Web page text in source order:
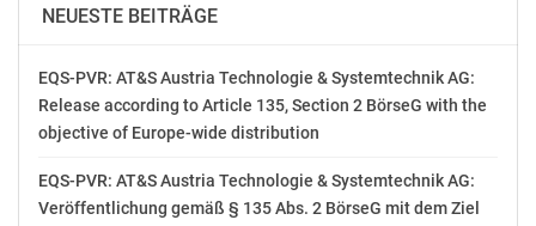
Rittberg, Filmproduzent Quirin Berg (Wiedemann &
Berg), Oliver Fock, Mitglied des Präsidiums der SPIO
und Geschäftsführer der CineStar-Gruppe, Robert
Pölzer, Chefredakteur von Bunte, und Georg Seitz,
Ressortleiter Film bei Bunte.
NEUESTE BEITRÄGE
EQS-PVR: AT&S Austria Technologie & Systemtechnik AG:
Release according to Article 135, Section 2 BörseG with the
objective of Europe-wide distribution
EQS-PVR: AT&S Austria Technologie & Systemtechnik AG:
Veröffentlichung gemäß § 135 Abs. 2 BörseG mit dem Ziel